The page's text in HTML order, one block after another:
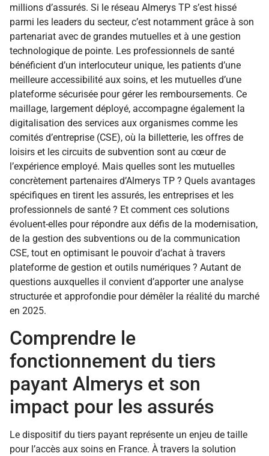
millions d’assurés. Si le réseau Almerys TP s’est hissé
parmi les leaders du secteur, c’est notamment grâce à son
partenariat avec de grandes mutuelles et à une gestion
technologique de pointe. Les professionnels de santé
bénéficient d’un interlocuteur unique, les patients d’une
meilleure accessibilité aux soins, et les mutuelles d’une
plateforme sécurisée pour gérer les remboursements. Ce
maillage, largement déployé, accompagne également la
digitalisation des services aux organismes comme les
comités d’entreprise (CSE), où la billetterie, les offres de
loisirs et les circuits de subvention sont au cœur de
l’expérience employé. Mais quelles sont les mutuelles
concrètement partenaires d’Almerys TP ? Quels avantages
spécifiques en tirent les assurés, les entreprises et les
professionnels de santé ? Et comment ces solutions
évoluent-elles pour répondre aux défis de la modernisation,
de la gestion des subventions ou de la communication
CSE, tout en optimisant le pouvoir d’achat à travers
plateforme de gestion et outils numériques ? Autant de
questions auxquelles il convient d’apporter une analyse
structurée et approfondie pour démêler la réalité du marché
en 2025.
Comprendre le
fonctionnement du tiers
payant Almerys et son
impact pour les assurés
Le dispositif du tiers payant représente un enjeu de taille
pour l’accès aux soins en France. À travers la solution